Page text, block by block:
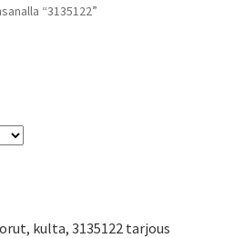
“3135122”
kulta, 3135122 tarjous